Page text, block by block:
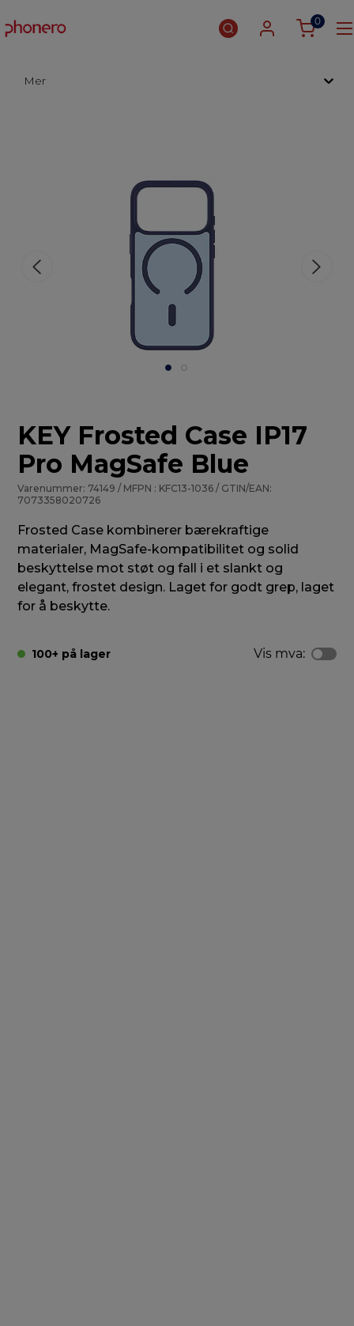
0
Mer
KEY Frosted Case IP17
Pro MagSafe Blue
Varenummer: 74149 / MFPN : KFC13-1036 / GTIN/EAN:
7073358020726
Frosted Case kombinerer bærekraftige
materialer, MagSafe-kompatibilitet og solid
beskyttelse mot støt og fall i et slankt og
elegant, frostet design. Laget for godt grep, laget
for å beskytte.
100+ på lager Vis mva: